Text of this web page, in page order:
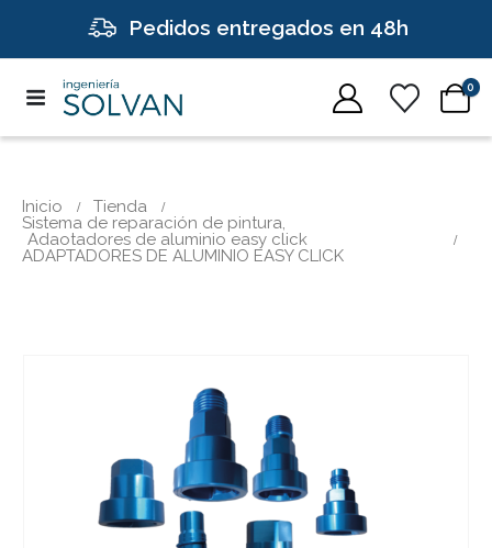
Pedidos entregados en 48h
0
Inicio
Tienda
Sistema de reparación de pintura,
Adaotadores de aluminio easy click
ADAPTADORES DE ALUMINIO EASY CLICK